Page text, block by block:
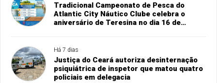
Tradicional Campeonato de Pesca do
Atlantic City Náutico Clube celebra o
aniversário de Teresina no dia 16 de
Há 7 dias
Justiça do Ceará autoriza desinternação
psiquiátrica de inspetor que matou quatro
policiais em delegacia